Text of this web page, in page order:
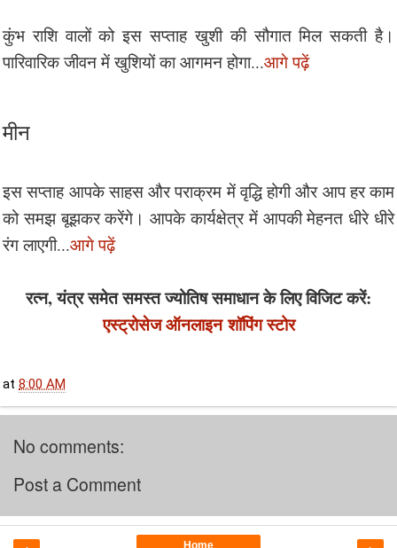
कुंभ राशि वालों को इस सप्ताह खुशी की सौगात मिल सकती है।
पारिवारिक जीवन में खुशियों का आगमन होगा...आगे पढ़ें
मीन
इस सप्ताह आपके साहस और पराक्रम में वृद्धि होगी और आप हर काम
को समझ बूझकर करेंगे। आपके कार्यक्षेत्र में आपकी मेहनत धीरे धीरे
रंग लाएगी...आगे पढ़ें
रत्न, यंत्र समेत समस्त ज्योतिष समाधान के लिए विजिट करें:
एस्ट्रोसेज ऑनलाइनशॉपिंग स्टोर
at 8:00 AM
No comments:
Post a Comment